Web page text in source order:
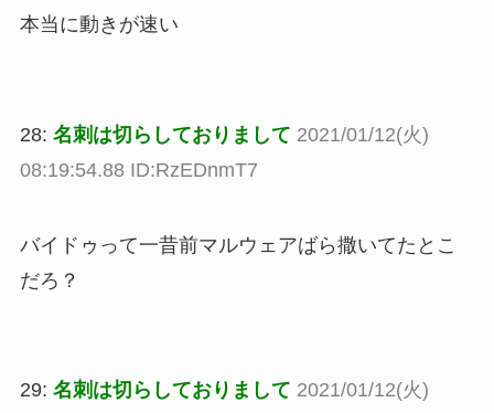
本当に動きが速い
28: 名刺は切らしておりまして 2021/01/12(火)
08:19:54.88 ID:RzEDnmT7
バイドゥって一昔前マルウェアばら撒いてたとこ
だろ？
29: 名刺は切らしておりまして 2021/01/12(火)